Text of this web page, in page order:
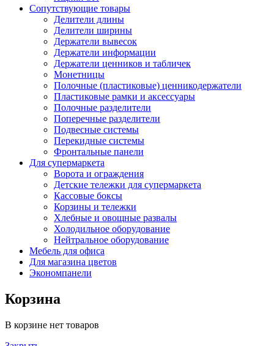
Сопутствующие товары
Делители длины
Делители ширины
Держатели вывесок
Держатели информации
Держатели ценников и табличек
Монетницы
Полочные (пластиковые) ценникодержатели
Пластиковые рамки и аксессуары
Полочные разделители
Поперечные разделители
Подвесные системы
Перекидные системы
Фронтальные панели
Для супермаркета
Ворота и ограждения
Детские тележки для супермаркета
Кассовые боксы
Корзины и тележки
Хлебные и овощные развалы
Холодильное оборудование
Нейтральное оборудование
Мебель для офиса
Для магазина цветов
Экономпанели
Корзина
В корзине нет товаров